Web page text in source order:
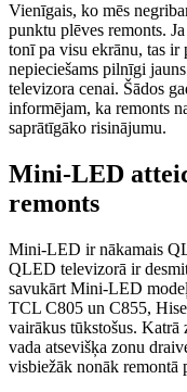
Vienīgais, ko mēs
punktu plēves remonts.
tonī pa visu ekrānu, tas
nepieciešams pilnīgi
televizora cenai. Šādos
informējam, ka remonts
saprātīgāko risinājumu.
Mini-LED
remonts
Mini-LED ir nākamais
QLED televizorā ir
savukārt Mini-LED
TCL C805 un C855,
vairākus tūkstošus. Katrā
vada atsevišķa zonu
visbiežāk nonāk remontā